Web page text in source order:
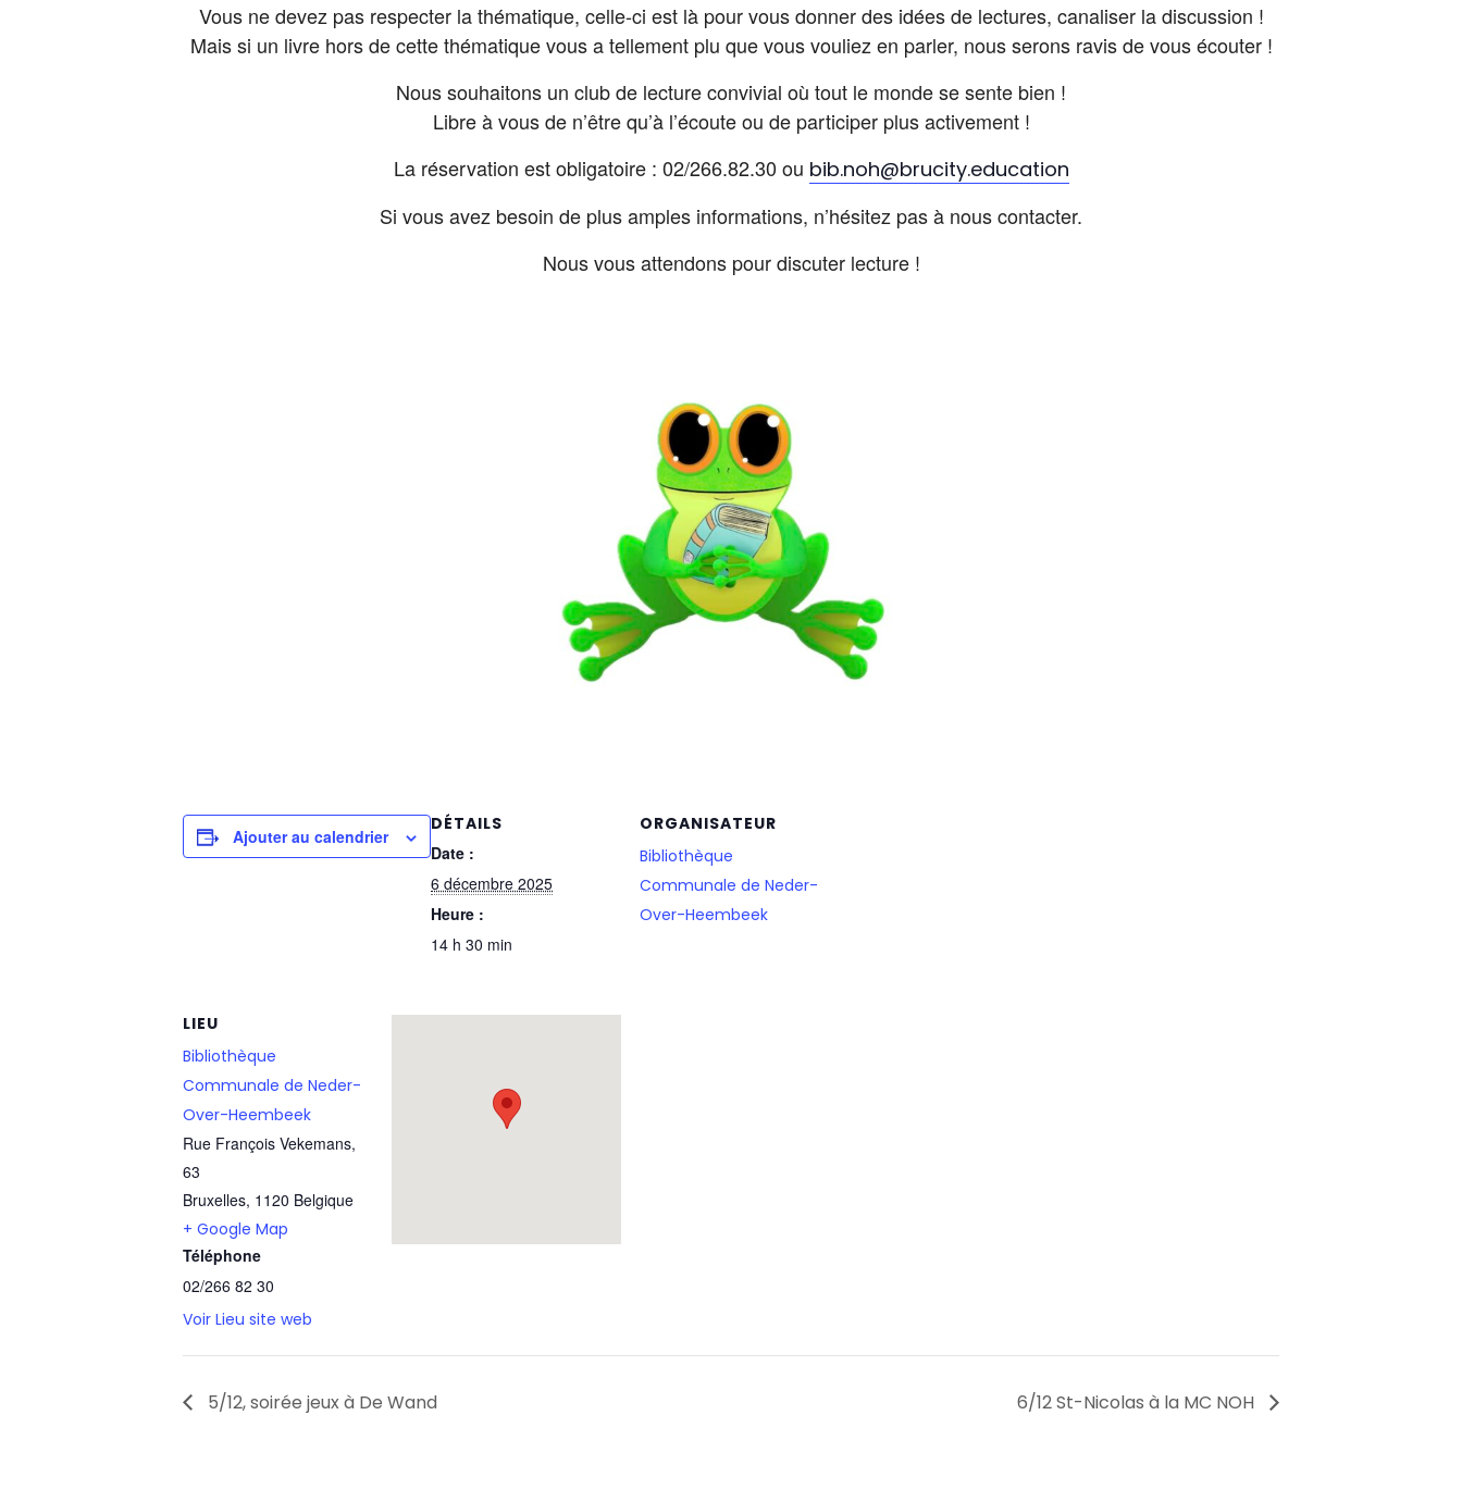
Vous ne devez pas respecter la thématique, celle-ci est là pour vous donner des idées de lectures, canaliser la discussion !
Mais si un livre hors de cette thématique vous a tellement plu que vous vouliez en parler, nous serons ravis de vous écouter !
Nous souhaitons un club de lecture convivial où tout le monde se sente bien !
Libre à vous de n’être qu’à l’écoute ou de participer plus activement !
La réservation est obligatoire : 02/266.82.30 ou bib.noh@brucity.education
Si vous avez besoin de plus amples informations, n’hésitez pas à nous contacter.
Nous vous attendons pour discuter lecture !
Ajouter au calendrier
DÉTAILS
Date :
6 décembre 2025
Heure :
14 h 30 min
ORGANISATEUR
Bibliothèque
Communale de Neder-
Over-Heembeek
LIEU
Bibliothèque
Communale de Neder-
Over-Heembeek
Rue François Vekemans,
63
Bruxelles, 1120 Belgique
+ Google Map
Téléphone
02/266 82 30
Voir Lieu site web
5/12, soirée jeux à De Wand 6/12 St-Nicolas à la MC NOH